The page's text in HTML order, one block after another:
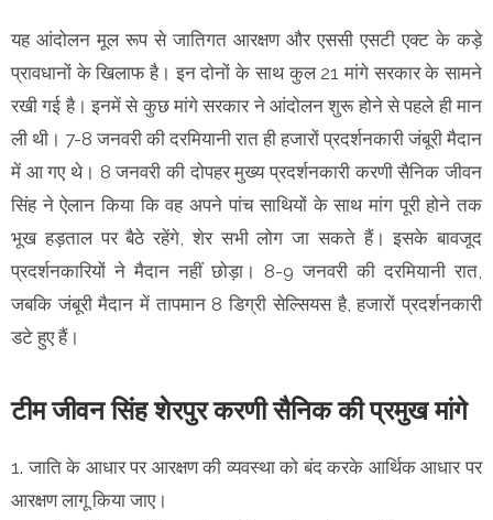
यह आंदोलन मूल रूप से जातिगत आरक्षण और एससी एसटी एक्ट के कड़े
प्रावधानों के खिलाफ है। इन दोनों के साथ कुल 21 मांगे सरकार के सामने
रखी गई है। इनमें से कुछ मांगे सरकार ने आंदोलन शुरू होने से पहले ही मान
ली थी। 7-8 जनवरी की दरमियानी रात ही हजारों प्रदर्शनकारी जंबूरी मैदान
में आ गए थे। 8 जनवरी की दोपहर मुख्य प्रदर्शनकारी करणी सैनिक जीवन
सिंह ने ऐलान किया कि वह अपने पांच साथियों के साथ मांग पूरी होने तक
भूख हड़ताल पर बैठे रहेंगे, शेर सभी लोग जा सकते हैं। इसके बावजूद
प्रदर्शनकारियों ने मैदान नहीं छोड़ा। 8-9 जनवरी की दरमियानी रात,
जबकि जंबूरी मैदान में तापमान 8 डिग्री सेल्सियस है, हजारों प्रदर्शनकारी
डटे हुए हैं।
टीम जीवन सिंह शेरपुर करणी सैनिक की प्रमुख मांगे
1. जाति के आधार पर आरक्षण की व्यवस्था को बंद करके आर्थिक आधार पर
आरक्षण लागू किया जाए।